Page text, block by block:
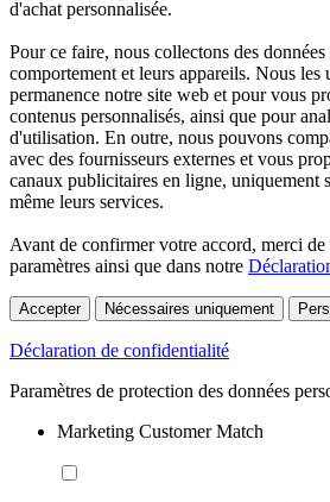
d'achat personnalisée.
Pour ce faire, nous collectons des
comportement et leurs appareils. Nous
permanence notre site web et pour vous
contenus personnalisés, ainsi que pour
d'utilisation. En outre, nous pouvons
avec des fournisseurs externes et vous
canaux publicitaires en ligne, uniquement
même leurs services.
Avant de confirmer votre accord, merci de
paramètres ainsi que dans notre
Accepter Nécessaires uniquement
Déclaration de confidentialité
Paramètres de protection des données
Marketing Customer Match